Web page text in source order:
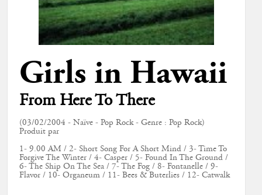
Girls in Hawaii
From Here To There
(03/02/2004 - Naïve - Pop Rock - Genre : Pop Rock)
Produit par
1- 9.00 AM / 2- Short Song For A Short Mind / 3- Time To
Forgive The Winter / 4- Casper / 5- Found In The Ground /
6- The Ship On The Sea / 7- The Fog / 8- Fontanelle / 9-
Flavor / 10- Organeum / 11- Bees & Buterlies / 12- Catwalk